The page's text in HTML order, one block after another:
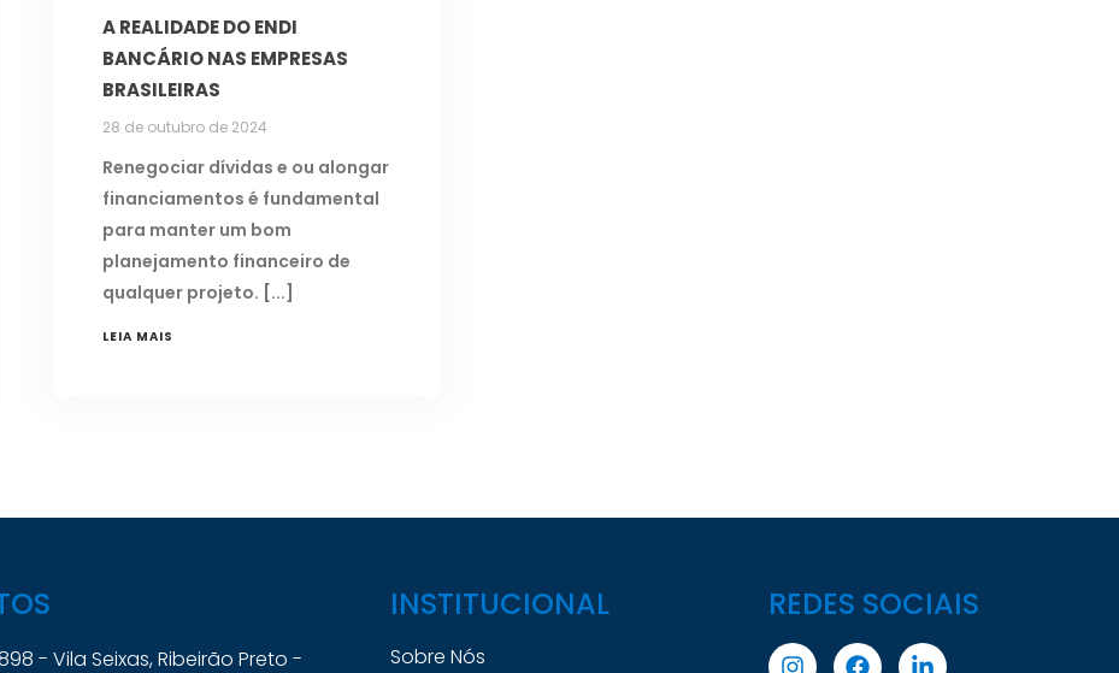
A REALIDADE DO ENDI
BANCÁRIO NAS EMPRESAS
BRASILEIRAS
28 de outubro de 2024
Renegociar dívidas e ou alongar
financiamentos é fundamental
para manter um bom
planejamento financeiro de
qualquer projeto.
LEIA MAIS
- Vila Seixas, Ribeirão Preto -
INSTITUCIONAL
Sobre Nós
REDES SOCIAIS